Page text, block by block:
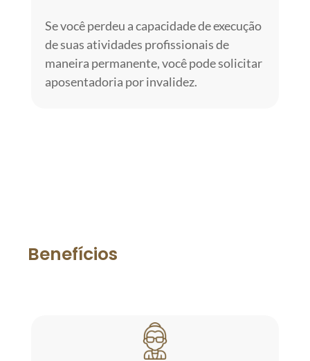
Se você perdeu a capacidade de execução
de suas atividades profissionais de
maneira permanente, você pode solicitar
aposentadoria por invalidez.
Benefícios